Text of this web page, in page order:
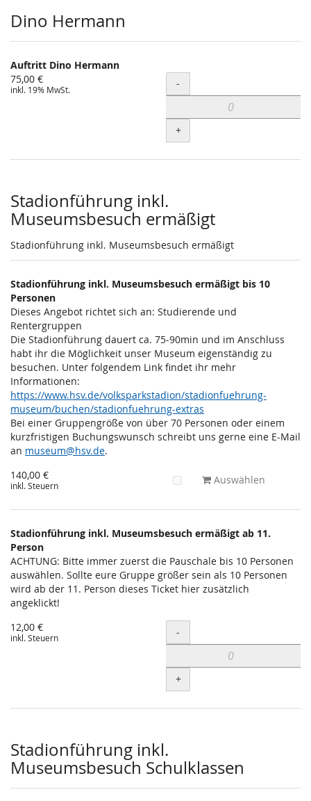
Dino Hermann
Auftritt Dino Hermann
75,00 €
inkl. 19% MwSt. Menge
-
+
Stadionführung inkl.
Museumsbesuch ermäßigt
Stadionführung inkl. Museumsbesuch ermäßigt
Stadionführung inkl. Museumsbesuch ermäßigt bis 10
Personen
Dieses Angebot richtet sich an: Studierende und
Rentergruppen
Die Stadionführung dauert ca. 75-90min und im Anschluss
habt ihr die Möglichkeit unser Museum eigenständig zu
besuchen. Unter folgendem Link findet ihr mehr
Informationen:
https://www.hsv.de/volksparkstadion/stadionfuehrung-
museum/buchen/stadionfuehrung-extras
Bei einer Gruppengröße von über 70 Personen oder einem
kurzfristigen Buchungswunsch schreibt uns gerne eine E-Mail
an museum@hsv.de.
140,00 €
inkl. Steuern Auswählen
Stadionführung inkl. Museumsbesuch ermäßigt ab 11.
Person
ACHTUNG: Bitte immer zuerst die Pauschale bis 10 Personen
auswählen. Sollte eure Gruppe größer sein als 10 Personen
wird ab der 11. Person dieses Ticket hier zusätzlich
angeklickt!
12,00 €
inkl. Steuern Menge
-
+
Stadionführung inkl.
Museumsbesuch Schulklassen